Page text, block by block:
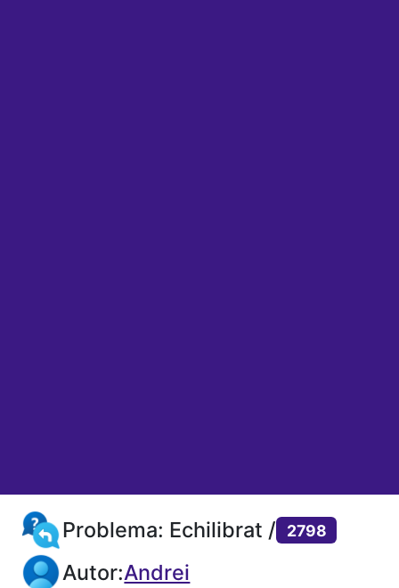
Problema: Echilibrat / 2798
Autor:Andrei